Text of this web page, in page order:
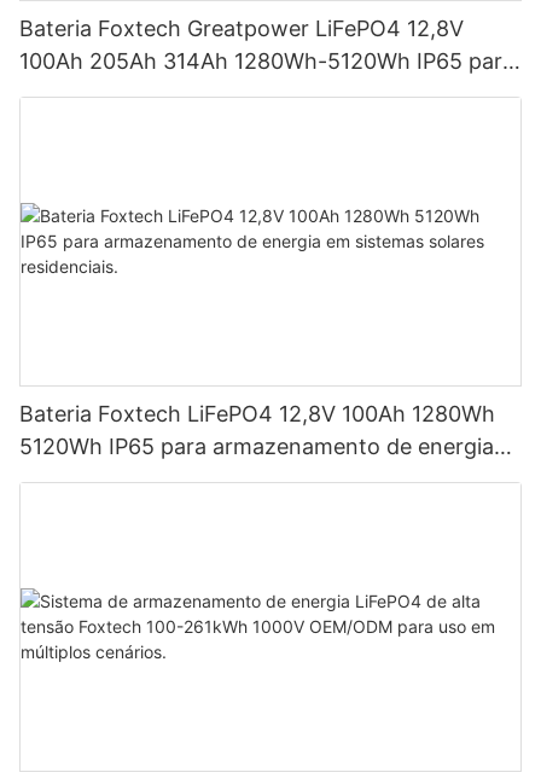
Bateria Foxtech Greatpower LiFePO4 12,8V
100Ah 205Ah 314Ah 1280Wh-5120Wh IP65 para
armazenamento de energia
Bateria Foxtech LiFePO4 12,8V 100Ah 1280Wh
5120Wh IP65 para armazenamento de energia
em sistemas solares residenciais.